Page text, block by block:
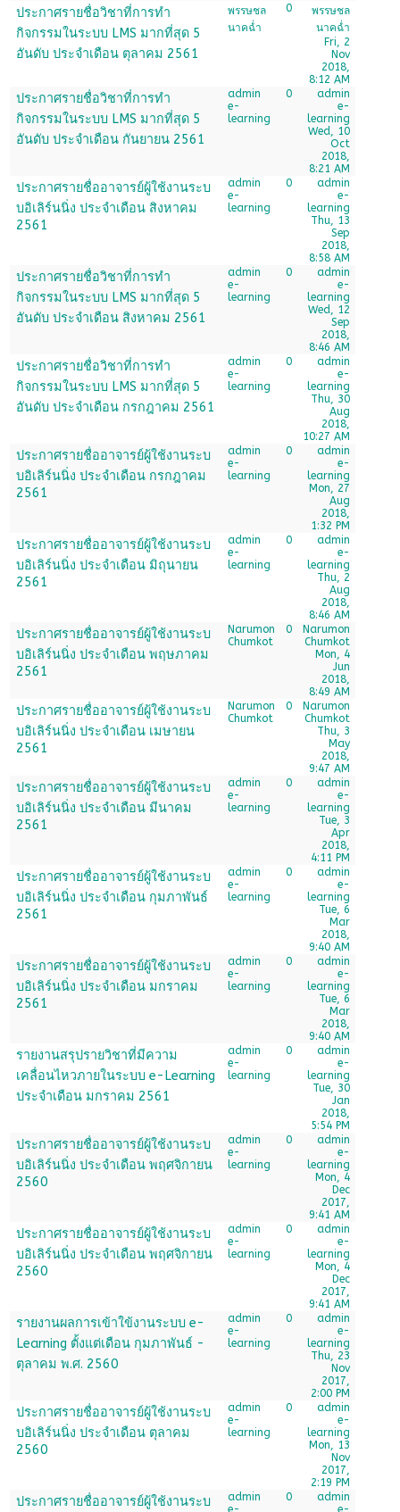
ประกาศรายชื่อวิชาที่การทำ
กิจกรรมในระบบ LMS มากที่สุด 5
อันดับ ประจำเดือน ตุลาคม 2561
พรรษชล
นาคฉ่ำ
0
พรรษชล
นาคฉ่ำ
Fri, 2
Nov
2018,
8:12 AM
ประกาศรายชื่อวิชาที่การทำ
กิจกรรมในระบบ LMS มากที่สุด 5
อันดับ ประจำเดือน กันยายน 2561
admin
e-
learning
0
admin
e-
learning
Wed, 10
Oct
2018,
8:21 AM
ประกาศรายชื่ออาจารย์ผู้ใช้งานระบ
บอิเลิร์นนิ่ง ประจำเดือน สิงหาคม
2561
admin
e-
learning
0
admin
e-
learning
Thu, 13
Sep
2018,
8:58 AM
ประกาศรายชื่อวิชาที่การทำ
กิจกรรมในระบบ LMS มากที่สุด 5
อันดับ ประจำเดือน สิงหาคม 2561
admin
e-
learning
0
admin
e-
learning
Wed, 12
Sep
2018,
8:46 AM
ประกาศรายชื่อวิชาที่การทำ
กิจกรรมในระบบ LMS มากที่สุด 5
อันดับ ประจำเดือน กรกฎาคม 2561
admin
e-
learning
0
admin
e-
learning
Thu, 30
Aug
2018,
10:27 AM
ประกาศรายชื่ออาจารย์ผู้ใช้งานระบ
บอิเลิร์นนิ่ง ประจำเดือน กรกฎาคม
2561
admin
e-
learning
0
admin
e-
learning
Mon, 27
Aug
2018,
1:32 PM
ประกาศรายชื่ออาจารย์ผู้ใช้งานระบ
บอิเลิร์นนิ่ง ประจำเดือน มิถุนายน
2561
admin
e-
learning
0
admin
e-
learning
Thu, 2
Aug
2018,
8:46 AM
ประกาศรายชื่ออาจารย์ผู้ใช้งานระบ
บอิเลิร์นนิ่ง ประจำเดือน พฤษภาคม
2561
Narumon
Chumkot
0
Narumon
Chumkot
Mon, 4
Jun
2018,
8:49 AM
ประกาศรายชื่ออาจารย์ผู้ใช้งานระบ
บอิเลิร์นนิ่ง ประจำเดือน เมษายน
2561
Narumon
Chumkot
0
Narumon
Chumkot
Thu, 3
May
2018,
9:47 AM
ประกาศรายชื่ออาจารย์ผู้ใช้งานระบ
บอิเลิร์นนิ่ง ประจำเดือน มีนาคม
2561
admin
e-
learning
0
admin
e-
learning
Tue, 3
Apr
2018,
4:11 PM
ประกาศรายชื่ออาจารย์ผู้ใช้งานระบ
บอิเลิร์นนิ่ง ประจำเดือน กุมภาพันธ์
2561
admin
e-
learning
0
admin
e-
learning
Tue, 6
Mar
2018,
9:40 AM
ประกาศรายชื่ออาจารย์ผู้ใช้งานระบ
บอิเลิร์นนิ่ง ประจำเดือน มกราคม
2561
admin
e-
learning
0
admin
e-
learning
Tue, 6
Mar
2018,
9:40 AM
รายงานสรุปรายวิชาที่มีความ
เคลื่อนไหวภายในระบบ e-Learning
ประจำเดือน มกราคม 2561
admin
e-
learning
0
admin
e-
learning
Tue, 30
Jan
2018,
5:54 PM
ประกาศรายชื่ออาจารย์ผู้ใช้งานระบ
บอิเลิร์นนิ่ง ประจำเดือน พฤศจิกายน
2560
admin
e-
learning
0
admin
e-
learning
Mon, 4
Dec
2017,
9:41 AM
ประกาศรายชื่ออาจารย์ผู้ใช้งานระบ
บอิเลิร์นนิ่ง ประจำเดือน พฤศจิกายน
2560
admin
e-
learning
0
admin
e-
learning
Mon, 4
Dec
2017,
9:41 AM
รายงานผลการเข้าใข้งานระบบ e-
Learning ตั้งแต่เดือน กุมภาพันธ์ -
ตุลาคม พ.ศ. 2560
admin
e-
learning
0
admin
e-
learning
Thu, 23
Nov
2017,
2:00 PM
ประกาศรายชื่ออาจารย์ผู้ใช้งานระบ
บอิเลิร์นนิ่ง ประจำเดือน ตุลาคม
2560
admin
e-
learning
0
admin
e-
learning
Mon, 13
Nov
2017,
2:19 PM
ประกาศรายชื่ออาจารย์ผู้ใช้งานระบ
admin
e-
0
admin
e-